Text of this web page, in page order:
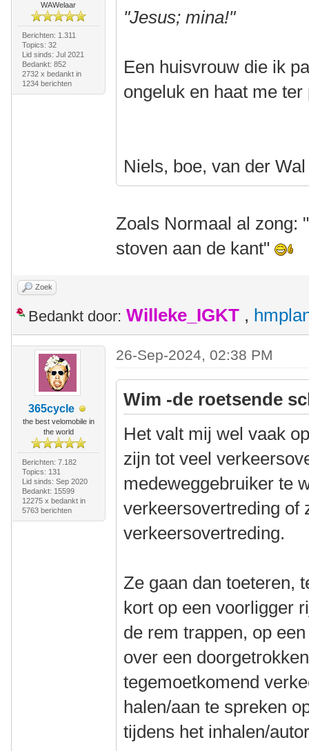
WAWelaar
Berichten: 1.311
Topics: 32
Lid sinds: Jul 2021
Bedankt: 852
2732 x bedankt in
1234 berichten
"Jesus; mina!"
Een huisvrouw die ik
ongeluk en haat me ter
Niels, boe, van der Wal
Zoals Normaal al zong:
stoven aan de kant"
Zoek
Bedankt door: Willeke_IGKT ,
365cycle
the best velomobile in
the world
Berichten: 7.182
Topics: 131
Lid sinds: Sep 2020
Bedankt: 15599
12275 x bedankt in
5763 berichten
26-Sep-2024, 02:38 PM
Wim -de roetsende
Het valt mij wel vaak
zijn tot veel
medeweggebruiker te
verkeersovertreding of
verkeersovertreding.
Ze gaan dan toeteren,
kort op een voorligger
de rem trappen, op
over een
tegemoetkomend
halen/aan te spreken
tijdens het inhalen/